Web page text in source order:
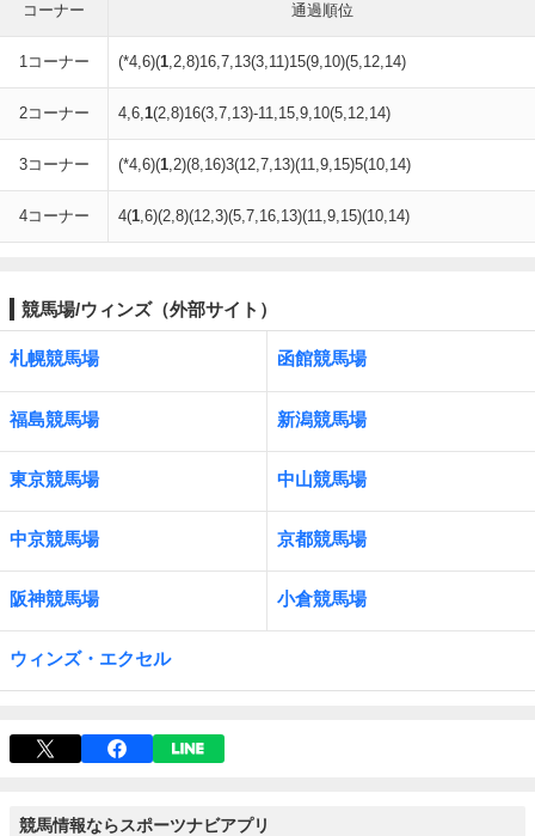
コーナー 通過順位
1コーナー (*4,6)(1,2,8)16,7,13(3,11)15(9,10)(5,12,14)
2コーナー 4,6,1(2,8)16(3,7,13)-11,15,9,10(5,12,14)
3コーナー (*4,6)(1,2)(8,16)3(12,7,13)(11,9,15)5(10,14)
4コーナー 4(1,6)(2,8)(12,3)(5,7,16,13)(11,9,15)(10,14)
競馬場/ウィンズ（外部サイト）
札幌競馬場 函館競馬場
福島競馬場 新潟競馬場
東京競馬場 中山競馬場
中京競馬場 京都競馬場
阪神競馬場 小倉競馬場
ウィンズ・エクセル
競馬情報ならスポーツナビアプリ